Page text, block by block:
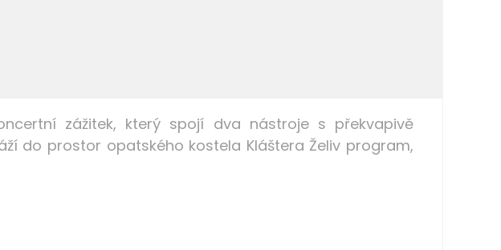
zážitek, který spojí dva nástroje s překvapivě
do prostor opatského kostela Kláštera Želiv program,